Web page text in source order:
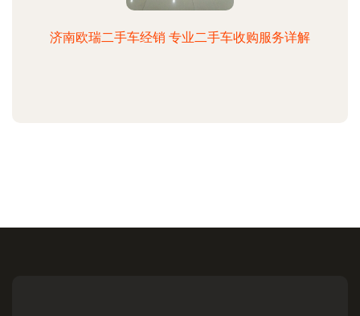
济南欧瑞二手车经销 专业二手车收购服务详解